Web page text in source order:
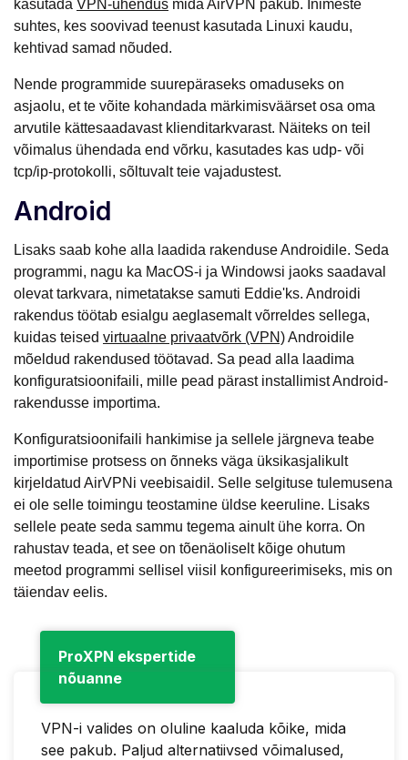
kasutada VPN-ühendus mida AirVPN pakub. Inimeste
suhtes, kes soovivad teenust kasutada Linuxi kaudu,
kehtivad samad nõuded.
Nende programmide suurepäraseks omaduseks on
asjaolu, et te võite kohandada märkimisväärset osa oma
arvutile kättesaadavast klienditarkvarast. Näiteks on teil
võimalus ühendada end võrku, kasutades kas udp- või
tcp/ip-protokolli, sõltuvalt teie vajadustest.
Android
Lisaks saab kohe alla laadida rakenduse Androidile. Seda
programmi, nagu ka MacOS-i ja Windowsi jaoks saadaval
olevat tarkvara, nimetatakse samuti Eddie'ks. Androidi
rakendus töötab esialgu aeglasemalt võrreldes sellega,
kuidas teised virtuaalne privaatvõrk (VPN)Androidile
mõeldud rakendused töötavad. Sa pead alla laadima
konfiguratsioonifaili, mille pead pärast installimist Android-
rakendusse importima.
Konfiguratsioonifaili hankimise ja sellele järgneva teabe
importimise protsess on õnneks väga üksikasjalikult
kirjeldatud AirVPNi veebisaidil. Selle selgituse tulemusena
ei ole selle toimingu teostamine üldse keeruline. Lisaks
sellele peate seda sammu tegema ainult ühe korra. On
rahustav teada, et see on tõenäoliselt kõige ohutum
meetod programmi sellisel viisil konfigureerimiseks, mis on
täiendav eelis.
ProXPN ekspertide
nõuanne
VPN-i valides on oluline kaaluda kõike, mida
see pakub. Paljud alternatiivsed võimalused,